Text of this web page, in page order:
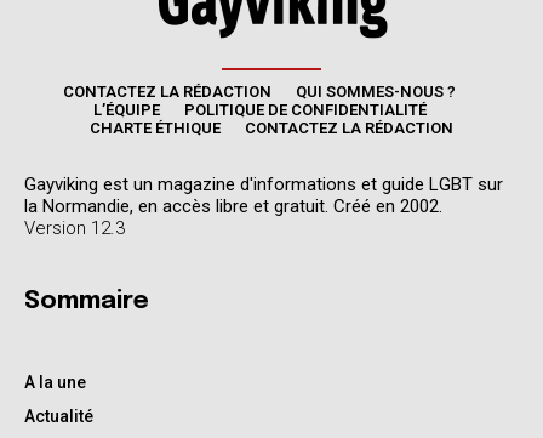
CONTACTEZ LA RÉDACTION
QUI SOMMES-NOUS ?
L’ÉQUIPE
POLITIQUE DE CONFIDENTIALITÉ
CHARTE ÉTHIQUE
CONTACTEZ LA RÉDACTION
Gayviking est un magazine d'informations et guide LGBT sur
la Normandie, en accès libre et gratuit. Créé en 2002.
Version 12.3
Sommaire
A la une
Actualité